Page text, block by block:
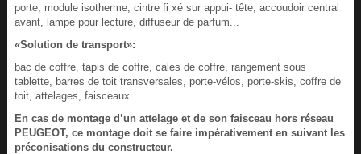
porte, module isotherme, cintre fi xé sur appui- tête, accoudoir central
avant, lampe pour lecture, diffuseur de parfum...
«Solution de transport»:
bac de coffre, tapis de coffre, cales de coffre, rangement sous
tablette, barres de toit transversales, porte-vélos, porte-skis, coffre de
toit, attelages, faisceaux...
En cas de montage d’un attelage et de son faisceau hors réseau
PEUGEOT, ce montage doit se faire impérativement en suivant les
préconisations du constructeur.